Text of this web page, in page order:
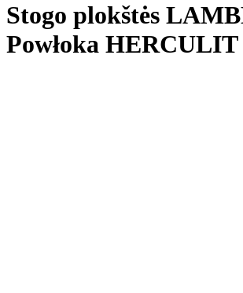
Stogo plokštės
Powłoka HERCULIT